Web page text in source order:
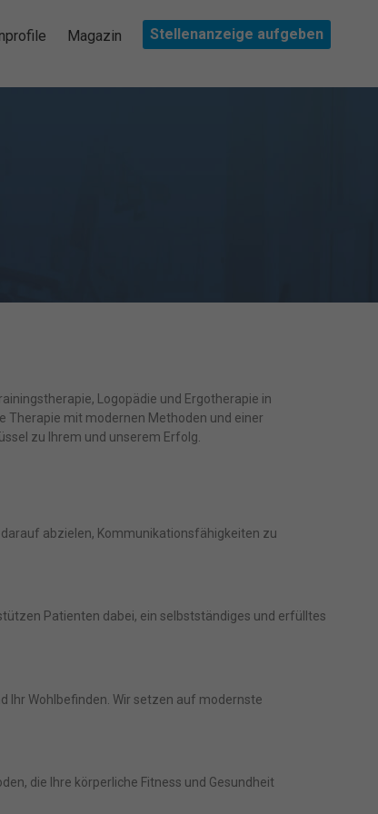
Magazin Stellenanzeige aufgeben
Logopädie und Ergotherapie in
Therapie mit modernen Methoden und einer
zu Ihrem und unserem Erfolg.
abzielen, Kommunikationsfähigkeiten zu
Patienten dabei, ein selbstständiges und erfülltes
Ihr Wohlbefinden. Wir setzen auf modernste
die Ihre körperliche Fitness und Gesundheit